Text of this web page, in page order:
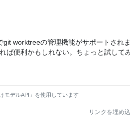
git worktreeの管理機能がサポートされ
ば便利かもしれない。ちょっと試して
モデルAPI」を使用しています
リンクを埋め